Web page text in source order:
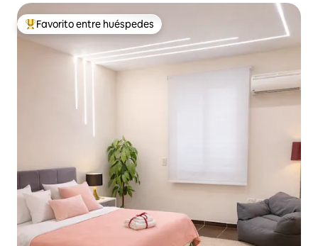
De los mejores en Favorito entre huéspedes
Favorito entre huéspedes